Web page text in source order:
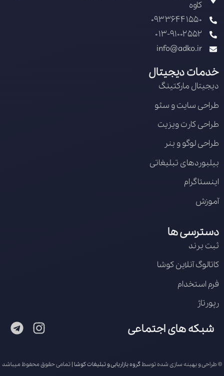
کاوه
09336441550
013-91002552
info@adko.ir
خدمات دیجیتال
دیجیتال مارکتینگ
طراحی سایت و سئو
طراحی کارت ویزیت
طراحی لوگو و بنر
بیلبوردهای تبلیغاتی
اینستاگرام
آموزش
دسترسی ها
ثبت برند
کاتالوگ آنلاین کوشا
فرم استخدام
رپورتاژ
شبکه های اجتماعی
© طراحی و بهینه سازی شده توسطگروه بازاریابی و تبلیغات کوشا| تمامی حقوق محفوظ میباشد